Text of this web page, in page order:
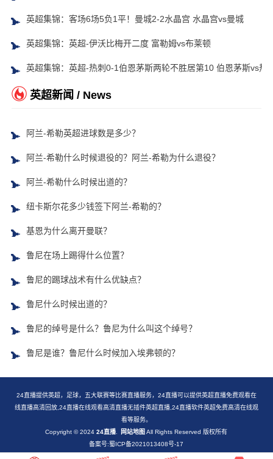
英超集锦：客场6场5负1平！曼城2-2水晶宫 水晶宫vs曼城
英超集锦：英超-伊沃比梅开二度 富勒姆vs布莱顿
英超集锦：英超-热刺0-1伯恩茅斯两轮不胜居第10 伯恩茅斯vs热
英超新闻 / News
阿兰-希勒英超进球数是多少？
阿兰-希勒什么时候退役的？阿兰-希勒为什么退役？
阿兰-希勒什么时候出道的？
纽卡斯尔花多少钱签下阿兰-希勒的？
基恩为什么离开曼联？
鲁尼在场上踢得什么位置？
鲁尼的踢球战术有什么优缺点？
鲁尼什么时候出道的？
鲁尼的绰号是什么？鲁尼为什么叫这个绰号？
鲁尼是谁？鲁尼什么时候加入埃弗顿的？
24直播提供英超，足球，五大联赛等比赛直播服务，24直播可以提供英超直播免费观看在
线直播高清回放,24直播在线观看高清直播无插件英超直播,24直播软件英超免费高清在线观
看等服务。
Copyright © 202424直播 网站地图 All Rights Reserved 版权所有
备案号:蜀ICP备2021013408号-17